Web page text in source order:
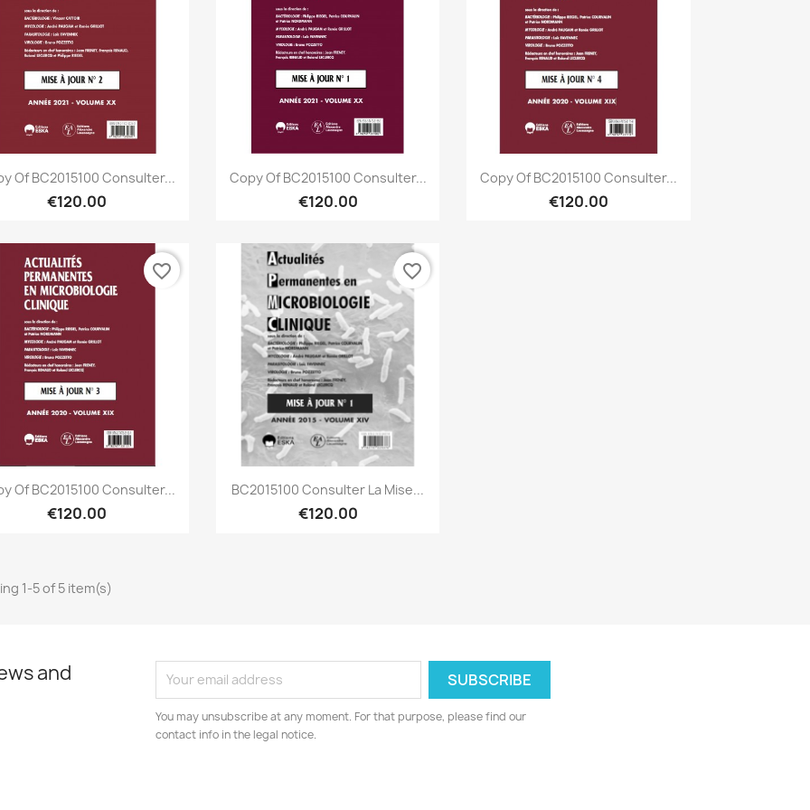
Quick view
Of BC2015100 Consulter...
€120.00
Quick view
Copy Of BC2015100 Consulter...
€120.00
Quick view
Copy Of BC2015100 Consulter...
€120.00
Quick view
Of BC2015100 Consulter...
€120.00
favorite_border
Quick view
BC2015100 Consulter La Mise...
€120.00
favorite_border
1-5 of 5 item(s)
and
You may unsubscribe at any moment. For that purpose, please find our
contact info in the legal notice.